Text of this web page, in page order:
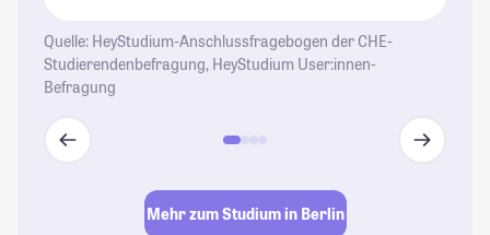
Quelle: HeyStudium-Anschlussfragebogen der CHE-
Studierendenbefragung, HeyStudium User:innen-
Befragung
Mehr zum Studium in Berlin